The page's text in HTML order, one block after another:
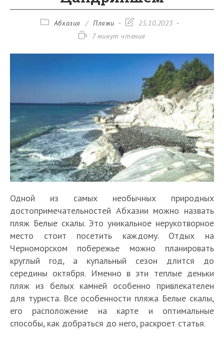
РубрикаАбхазия / Пляжи
Запись25.10.2023
Время7 минут чтения
Одной из самых необычных природных
достопримечательностей Абхазии можно назвать
пляж Белые скалы. Это уникальное нерукотворное
место стоит посетить каждому. Отдых на
Черноморском побережье можно планировать
круглый год, а купальный сезон длится до
середины октября. Именно в эти теплые деньки
пляж из белых камней особенно привлекателен
для туриста. Все особенности пляжа Белые скалы,
его расположение на карте и оптимальные
способы, как добраться до него, раскроет статья.